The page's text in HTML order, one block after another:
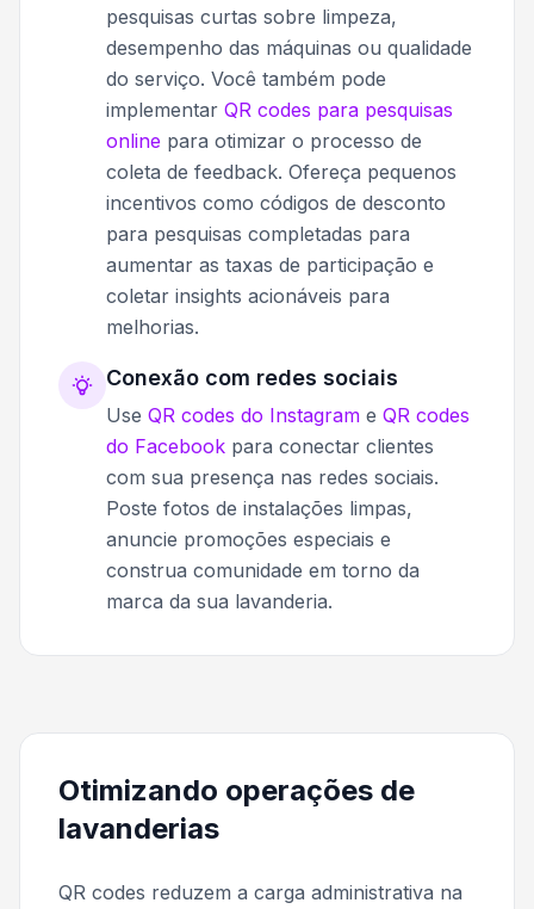
pesquisas curtas sobre limpeza,
desempenho das máquinas ou qualidade
do serviço. Você também pode
implementar QR codes para pesquisas
online para otimizar o processo de
coleta de feedback. Ofereça pequenos
incentivos como códigos de desconto
para pesquisas completadas para
aumentar as taxas de participação e
coletar insights acionáveis para
melhorias.
Conexão com redes sociais
Use QR codes do Instagram e QR codes
do Facebook para conectar clientes
com sua presença nas redes sociais.
Poste fotos de instalações limpas,
anuncie promoções especiais e
construa comunidade em torno da
marca da sua lavanderia.
Otimizando operações de
lavanderias
QR codes reduzem a carga administrativa na